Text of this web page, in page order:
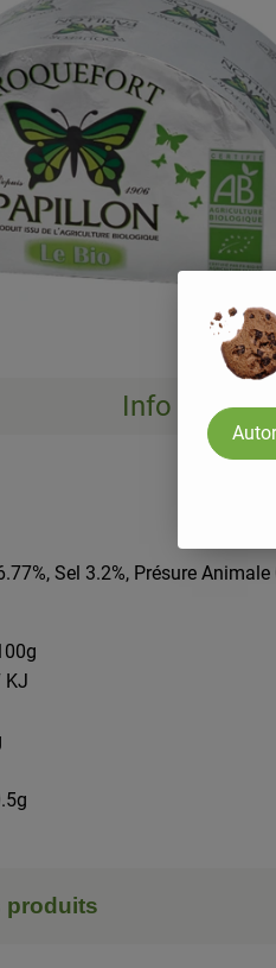
Info
Sel 3.2%, Présure
KJ
produits